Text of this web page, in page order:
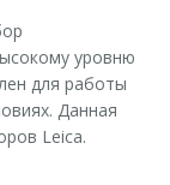
уровню
для работы
Данная
Leica.